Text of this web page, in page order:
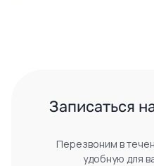
Записаться
Перезвоним в
удобную для